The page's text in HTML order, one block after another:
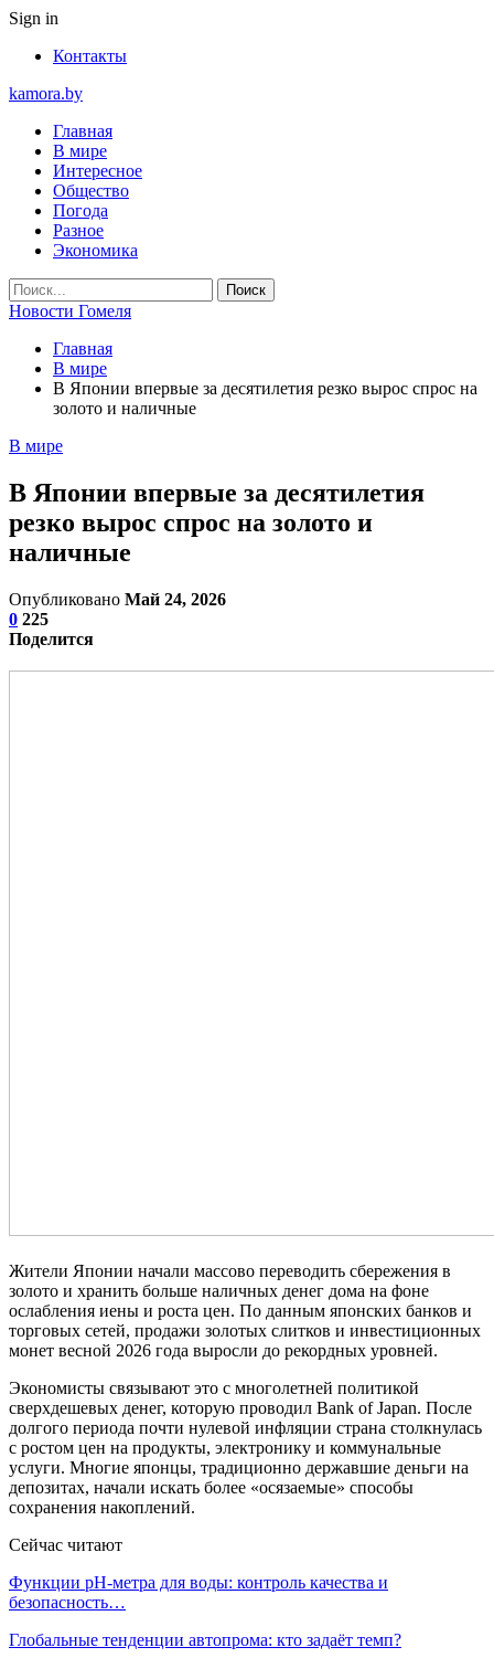
Sign in
Контакты
kamora.by
Главная
В мире
Интересное
Общество
Погода
Разное
Экономика
Новости Гомеля
Главная
В мире
В Японии впервые за десятилетия резко вырос спрос на
золото и наличные
В мире
В Японии впервые за десятилетия
резко вырос спрос на золото и
наличные
Опубликовано Май 24, 2026
0 225
Поделится
Жители Японии начали массово переводить сбережения в
золото и хранить больше наличных денег дома на фоне
ослабления иены и роста цен. По данным японских банков и
торговых сетей, продажи золотых слитков и инвестиционных
монет весной 2026 года выросли до рекордных уровней.
Экономисты связывают это с многолетней политикой
сверхдешевых денег, которую проводил Bank of Japan. После
долгого периода почти нулевой инфляции страна столкнулась
с ростом цен на продукты, электронику и коммунальные
услуги. Многие японцы, традиционно державшие деньги на
депозитах, начали искать более «осязаемые» способы
сохранения накоплений.
Сейчас читают
Функции pH-метра для воды: контроль качества и
безопасность…
Глобальные тенденции автопрома: кто задаёт темп?